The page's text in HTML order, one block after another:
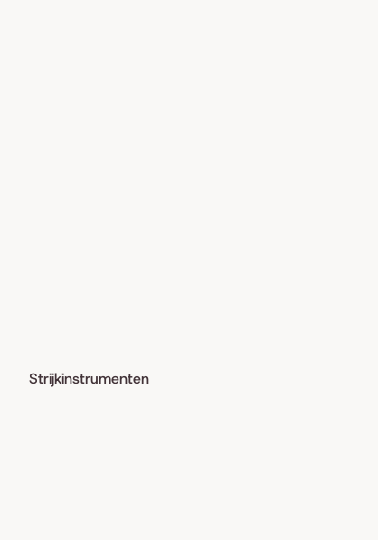
Strijkinstrumenten